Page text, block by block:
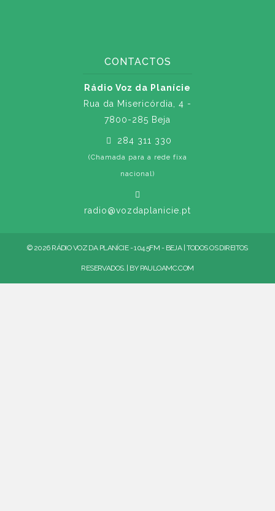
CONTACTOS
Rádio Voz da Planície
Rua da Misericórdia, 4 -
7800-285 Beja
284 311 330
(Chamada para a rede fixa
nacional)
radio@vozdaplanicie.pt
© 2026 RÁDIO VOZ DA PLANÍCIE - 104.5FM - BEJA | TODOS OS DIREITOS
RESERVADOS. | BY PAULOAMC.COM